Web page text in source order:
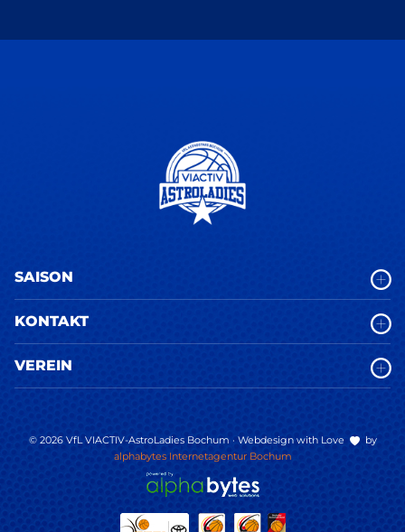
SAISON
KONTAKT
VEREIN
© 2026 VfL VIACTIV-AstroLadies Bochum · Webdesign with Love
by
alphabytes Internetagentur Bochum